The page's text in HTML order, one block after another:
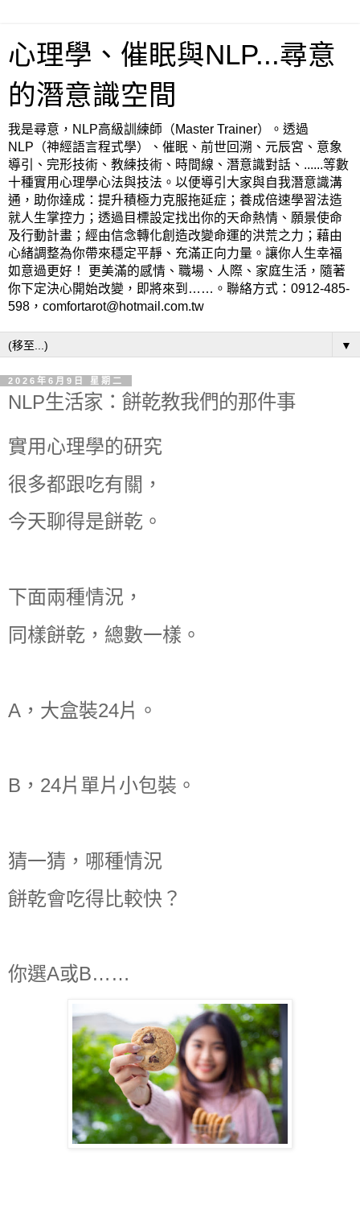
心理學、催眠與NLP...尋意
的潛意識空間
我是尋意，NLP高級訓練師（Master Trainer）。透過
NLP（神經語言程式學）、催眠、前世回溯、元辰宮、意象
導引、完形技術、教練技術、時間線、潛意識對話、......等數
十種實用心理學心法與技法。以便導引大家與自我潛意識溝
通，助你達成：提升積極力克服拖延症；養成倍速學習法造
就人生掌控力；透過目標設定找出你的天命熱情、願景使命
及行動計畫；經由信念轉化創造改變命運的洪荒之力；藉由
心緒調整為你帶來穩定平靜、充滿正向力量。讓你人生幸福
如意過更好！ 更美滿的感情、職場、人際、家庭生活，隨著
你下定決心開始改變，即將來到……。聯絡方式：0912-485-
598，comfortarot@hotmail.com.tw
▼
2026年6月9日 星期二
NLP生活家：餅乾教我們的那件事
實用心理學的研究
很多都跟吃有關，
今天聊得是餅乾。
下面兩種情況，
同樣餅乾，總數一樣。
A，大盒裝24片。
B，24片單片小包裝。
猜一猜，哪種情況
餅乾會吃得比較快？
你選A或B……